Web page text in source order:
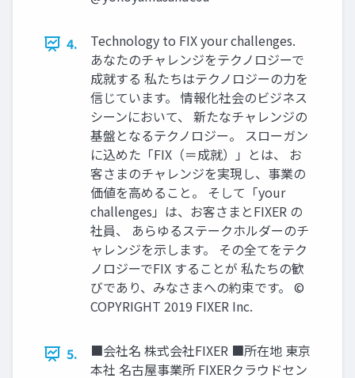
4.
Technology to FIX your challenges.
あなたのチャレンジをテクノロジーで
成就する 私たちはテクノロジーの⼒を
信じています。 情報化社会のビジネス
シーンにおいて、 新たなチャレンジの
基盤となるテクノロジー。 スローガン
に込めた「FIX（＝成就）」とは、 お
客さまのチャレンジを実現し、事業の
価値を⾼めること。 そして「your
challenges」は、お客さまとFIXER の
社員、 あらゆるステークホルダーのチ
ャレンジを⽰します。 その全てをテク
ノロジーでFIX することが 私たちの歓
びであり、みなさまへの約束です。 ©
COPYRIGHT 2019 FIXER Inc.
5.
■会社名 株式会社FIXER ■所在地 東京
本社 名古屋事業所 FIXERクラウドセン